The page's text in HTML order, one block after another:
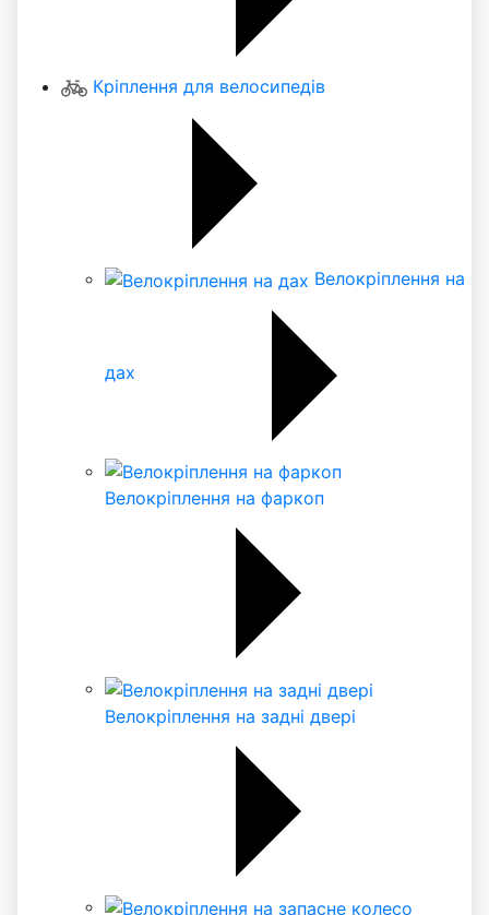
Кріплення для велосипедів
Велокріплення на
дах
Велокріплення на фаркоп
Велокріплення на задні двері